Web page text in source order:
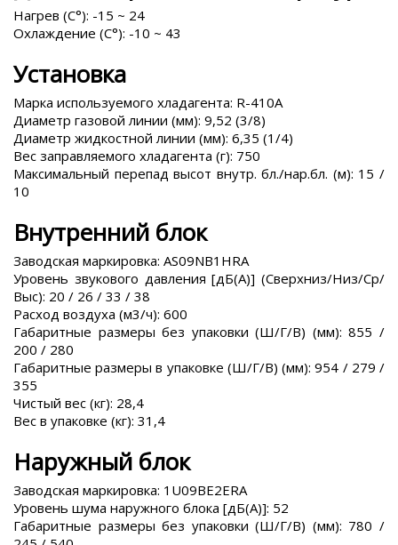
Нагрев (С°): -15 ~ 24
Охлаждение (С°): -10 ~ 43
Установка
Марка используемого хладагента: R-410A
Диаметр газовой линии (мм): 9,52 (3/8)
Диаметр жидкостной линии (мм): 6,35 (1/4)
Вес заправляемого хладагента (г): 750
Максимальный перепад высот внутр. бл./нар.бл. (м): 15 /
10
Внутренний блок
Заводская маркировка: AS09NB1HRA
Уровень звукового давления [дБ(А)] (Сверхниз/Низ/Ср/
Выс): 20 / 26 / 33 / 38
Расход воздуха (м3/ч): 600
Габаритные размеры без упаковки (Ш/Г/В) (мм): 855 /
200 / 280
Габаритные размеры в упаковке (Ш/Г/В) (мм): 954 / 279 /
355
Чистый вес (кг): 28,4
Вес в упаковке (кг): 31,4
Наружный блок
Заводская маркировка: 1U09BE2ERA
Уровень шума наружного блока [дБ(А)]: 52
Габаритные размеры без упаковки (Ш/Г/В) (мм): 780 /